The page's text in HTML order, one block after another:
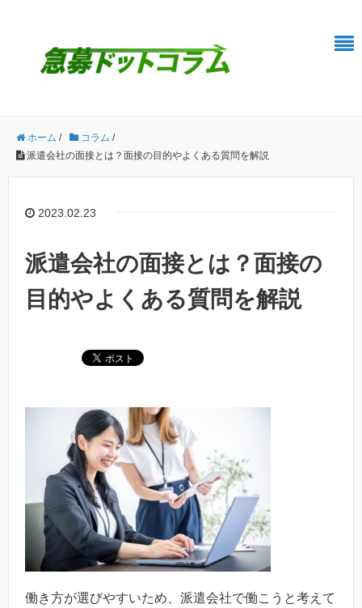
ホーム / コラム /
派遣会社の面接とは？面接の目的やよくある質問を解説
2023.02.23
派遣会社の面接とは？面接の
目的やよくある質問を解説
働き方が選びやすいため、派遣会社で働こうと考えて